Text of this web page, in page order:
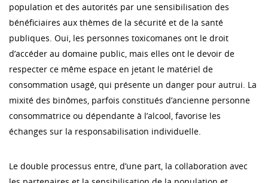
population et des autorités par une sensibilisation des
bénéficiaires aux thèmes de la sécurité et de la santé
publiques. Oui, les personnes toxicomanes ont le droit
d’accéder au domaine public, mais elles ont le devoir de
respecter ce même espace en jetant le matériel de
consommation usagé, qui présente un danger pour autrui. La
mixité des binômes, parfois constitués d’ancienne personne
consommatrice ou dépendante à l’alcool, favorise les
échanges sur la responsabilisation individuelle.
Le double processus entre, d’une part, la collaboration avec